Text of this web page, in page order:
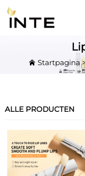
Startpagina
ALLE PRODUCTEN